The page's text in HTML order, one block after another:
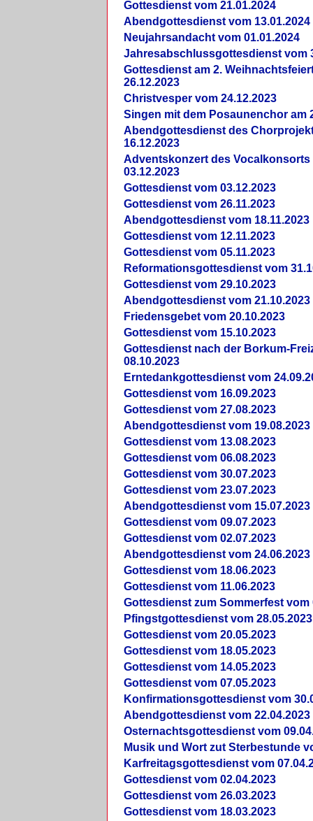
Gottesdienst vom 21.01.2024
Abendgottesdienst vom 13.01.2024
Neujahrsandacht vom 01.01.2024
Jahresabschlussgottesdienst vom
Gottesdienst am 2.
26.12.2023
Christvesper vom 24.12.2023
Singen mit dem Posaunenchor am
Abendgottesdienst des
16.12.2023
Adventskonzert des Vocalkonsorts
03.12.2023
Gottesdienst vom 03.12.2023
Gottesdienst vom 26.11.2023
Abendgottesdienst vom 18.11.2023
Gottesdienst vom 12.11.2023
Gottesdienst vom 05.11.2023
Reformationsgottesdienst vom
Gottesdienst vom 29.10.2023
Abendgottesdienst vom 21.10.2023
Friedensgebet vom 20.10.2023
Gottesdienst vom 15.10.2023
Gottesdienst nach der Borkum-
08.10.2023
Erntedankgottesdienst vom
Gottesdienst vom 16.09.2023
Gottesdienst vom 27.08.2023
Abendgottesdienst vom 19.08.2023
Gottesdienst vom 13.08.2023
Gottesdienst vom 06.08.2023
Gottesdienst vom 30.07.2023
Gottesdienst vom 23.07.2023
Abendgottesdienst vom 15.07.2023
Gottesdienst vom 09.07.2023
Gottesdienst vom 02.07.2023
Abendgottesdienst vom 24.06.2023
Gottesdienst vom 18.06.2023
Gottesdienst vom 11.06.2023
Gottesdienst zum Sommerfest vom
Pfingstgottesdienst vom 28.05.2023
Gottesdienst vom 20.05.2023
Gottesdienst vom 18.05.2023
Gottesdienst vom 14.05.2023
Gottesdienst vom 07.05.2023
Konfirmationsgottesdienst vom
Abendgottesdienst vom 22.04.2023
Osternachtsgottesdienst vom
Musik und Wort zut Sterbestunde
Karfreitagsgottesdienst vom
Gottesdienst vom 02.04.2023
Gottesdienst vom 26.03.2023
Gottesdienst vom 18.03.2023